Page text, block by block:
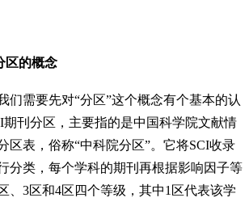
区的概念
们需要先对“分区”这个概念有个基本的认
期刊分区，主要指的是中国科学院文献情
区表，俗称“中科院分区”。它将SCI收录
分类，每个学科的期刊再根据影响因子等
、3区和4区四个等级，其中1区代表该学